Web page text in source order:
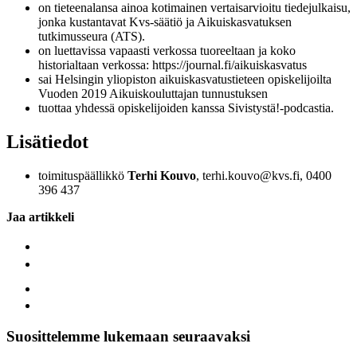
on tieteenalansa ainoa kotimainen vertaisarvioitu tiedejulkaisu,
jonka kustantavat Kvs-säätiö ja Aikuiskasvatuksen
tutkimusseura (ATS).
on luettavissa vapaasti verkossa tuoreeltaan ja koko
historialtaan verkossa: https://journal.fi/aikuiskasvatus
sai Helsingin yliopiston aikuiskasvatustieteen opiskelijoilta
Vuoden 2019 Aikuiskouluttajan tunnustuksen
tuottaa yhdessä opiskelijoiden kanssa Sivistystä!-podcastia.
Lisätiedot
toimituspäällikkö Terhi Kouvo, terhi.kouvo@kvs.fi, 0400
396 437
Jaa artikkeli
Suosittelemme lukemaan seuraavaksi